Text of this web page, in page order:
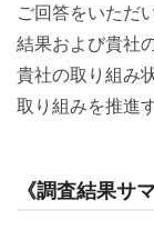
ご回答をいただ
結果および貴社
貴社の取り組み
取り組みを推進
《調査結果サ